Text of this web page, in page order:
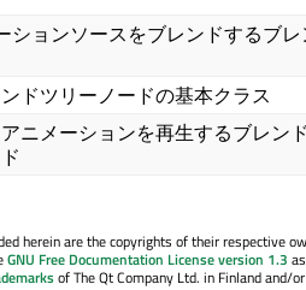
ションソースをブレンドするブ
ドツリーノードの基本クラス
ニメーションを再生するブレン
herein are the copyrights of their respective
GNU Free Documentation License version 1.3
of The Qt Company Ltd. in Finland and/